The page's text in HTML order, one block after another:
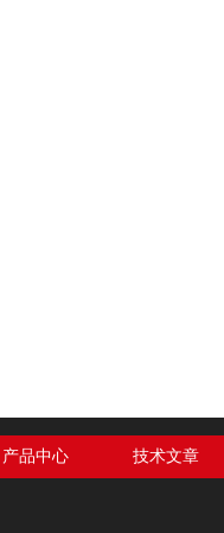
产品中心 技术文章